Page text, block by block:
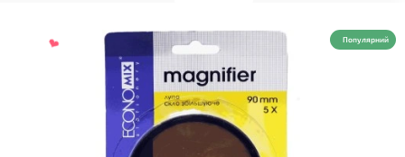
Популярний